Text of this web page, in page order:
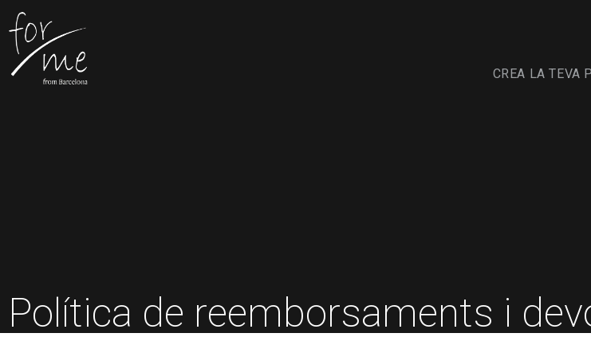
CREA LA TEVA
Política de reemborsaments i